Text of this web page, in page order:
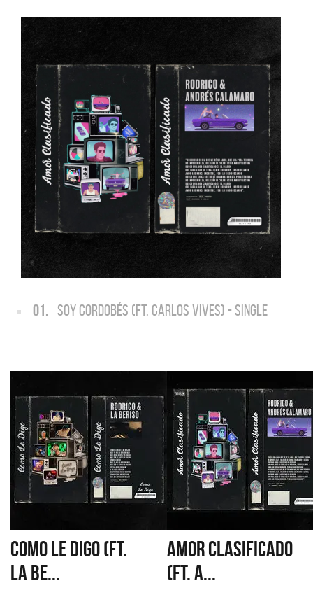
01. SOY CORDOBÉS (FT. CARLOS VIVES) - SINGLE
COMO LE DIGO (FT.
LA BE...
AMOR CLASIFICADO
(FT. A...